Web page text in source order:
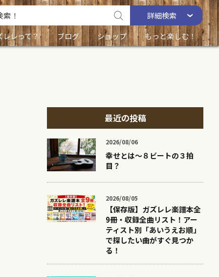
詳細検索
レレって？
ブログ ショップ もっと楽しむ！
最近の投稿
2026/08/06
幸せとは〜８ビートの３拍
目？
2026/08/05
【保存版】ガズレレ楽譜本全
9冊・収録全曲リスト！アー
ティスト別「あいうえお順」
で探したい曲がすぐ見つか
る！